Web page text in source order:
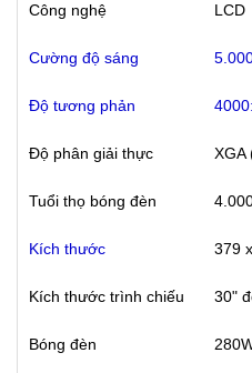
Công nghệ LCD
Cường độ sáng
Độ tương phản
Độ phân giải thực XGA
Tuổi thọ bóng đèn
Kích thước 379
Kích thước trình chiếu 30"
Bóng đèn